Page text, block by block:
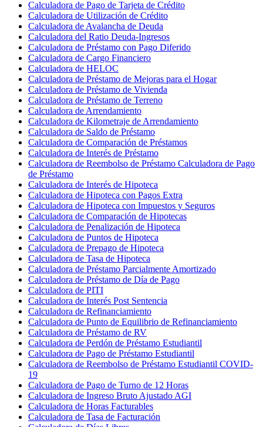
Calculadora de Pago de Tarjeta de Crédito
Calculadora de Utilización de Crédito
Calculadora de Avalancha de Deuda
Calculadora del Ratio Deuda-Ingresos
Calculadora de Préstamo con Pago Diferido
Calculadora de Cargo Financiero
Calculadora de HELOC
Calculadora de Préstamo de Mejoras para el Hogar
Calculadora de Préstamo de Vivienda
Calculadora de Préstamo de Terreno
Calculadora de Arrendamiento
Calculadora de Kilometraje de Arrendamiento
Calculadora de Saldo de Préstamo
Calculadora de Comparación de Préstamos
Calculadora de Interés de Préstamo
Calculadora de Reembolso de Préstamo Calculadora de Pago
de Préstamo
Calculadora de Interés de Hipoteca
Calculadora de Hipoteca con Pagos Extra
Calculadora de Hipoteca con Impuestos y Seguros
Calculadora de Comparación de Hipotecas
Calculadora de Penalización de Hipoteca
Calculadora de Puntos de Hipoteca
Calculadora de Prepago de Hipoteca
Calculadora de Tasa de Hipoteca
Calculadora de Préstamo Parcialmente Amortizado
Calculadora de Préstamo de Día de Pago
Calculadora de PITI
Calculadora de Interés Post Sentencia
Calculadora de Refinanciamiento
Calculadora de Punto de Equilibrio de Refinanciamiento
Calculadora de Préstamo de RV
Calculadora de Perdón de Préstamo Estudiantil
Calculadora de Pago de Préstamo Estudiantil
Calculadora de Reembolso de Préstamo Estudiantil COVID-
19
Calculadora de Pago de Turno de 12 Horas
Calculadora de Ingreso Bruto Ajustado AGI
Calculadora de Horas Facturables
Calculadora de Tasa de Facturación